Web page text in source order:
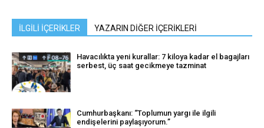
İLGİLİ İÇERİKLER YAZARIN DİĞER İÇERİKLERİ
Havacılıkta yeni kurallar: 7 kiloya kadar el bagajları
serbest, üç saat gecikmeye tazminat
Cumhurbaşkanı: “Toplumun yargı ile ilgili
endişelerini paylaşıyorum.”